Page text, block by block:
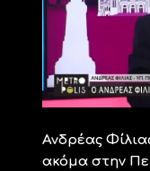
Ανδρέας
ακόμα στην